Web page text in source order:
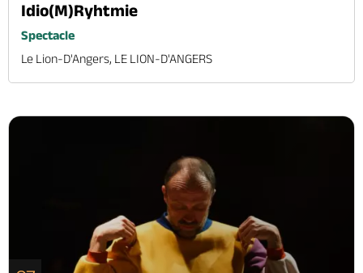
Idio(M)Ryhtmie
Spectacle
Le Lion-D'Angers, LE LION-D'ANGERS